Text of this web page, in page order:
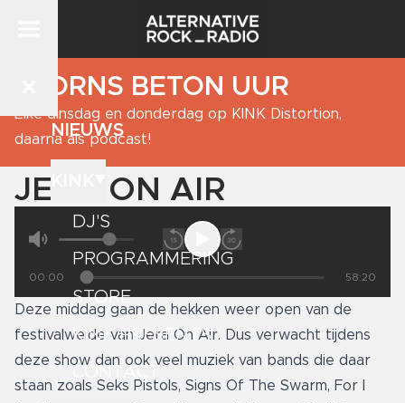
NIEUWS
DJ'S
PROGRAMMERING
STORE
KINK PRESENTS
BJORNS BETON UUR
Elke dinsdag en donderdag op KINK Distortion,
daarna als podcast!
JERA ON AIR
00:00 58:20
Deze middag gaan de hekken weer open van de
festivalweide van Jera On Air. Dus verwacht tijdens
deze show dan ook veel muziek van bands die daar
staan zoals Seks Pistols, Signs Of The Swarm, For I